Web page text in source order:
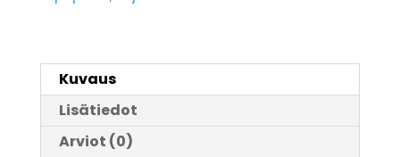
Kuvaus
Lisätiedot
Arviot (0)